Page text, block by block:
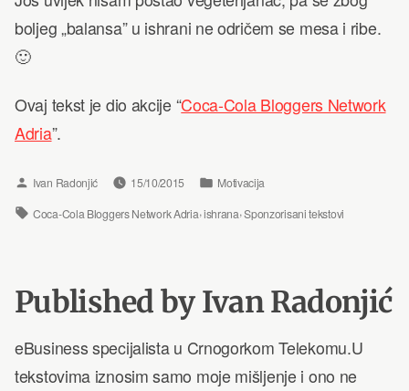
boljeg „balansa” u ishrani ne odričem se mesa i ribe.
🙂
Ovaj tekst je dio akcije “Coca-Cola Bloggers Network
Adria”.
Posted
by
Ivan Radonjić 15/10/2015
Posted
Motivacija
Tags:
Coca-Cola Bloggers Network Adria,ishrana,Sponzorisani tekstovi
Published by Ivan Radonjić
eBusiness specijalista u Crnogorkom Telekomu.U
tekstovima iznosim samo moje mišljenje i ono ne